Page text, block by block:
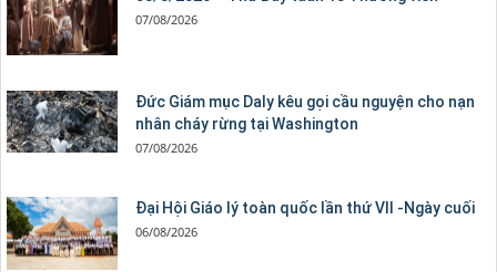
07/08/2026
Đức Giám mục Daly kêu gọi cầu nguyện cho nạn
nhân cháy rừng tại Washington
07/08/2026
Đại Hội Giáo lý toàn quốc lần thứ VII -Ngày cuối
06/08/2026